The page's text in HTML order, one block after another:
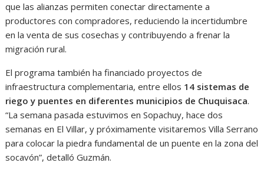
que las alianzas permiten conectar directamente a
productores con compradores, reduciendo la incertidumbre
en la venta de sus cosechas y contribuyendo a frenar la
migración rural.
El programa también ha financiado proyectos de
infraestructura complementaria, entre ellos 14 sistemas de
riego y puentes en diferentes municipios de Chuquisaca.
“La semana pasada estuvimos en Sopachuy, hace dos
semanas en El Villar, y próximamente visitaremos Villa Serrano
para colocar la piedra fundamental de un puente en la zona del
socavón”, detalló Guzmán.